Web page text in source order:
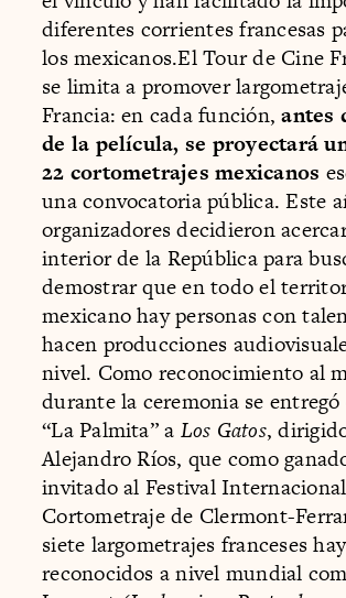
diferentes corrientes francesas
los mexicanos.El Tour de Cine
se limita a promover
Francia: en cada función,antes
de la película, se proyectará
22 cortometrajes mexicanos
una convocatoria pública. Este
organizadores decidieron
interior de la República para
demostrar que en todo el
mexicano hay personas con
hacen producciones
nivel. Como reconocimiento al
durante la ceremonia se
“La Palmita” a Los Gatos,
Alejandro Ríos, que como
invitado al Festival
Cortometraje de Clermont-
siete largometrajes franceses
reconocidos a nivel mundial